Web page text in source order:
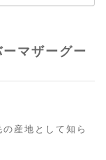
マザーグー
産地として知ら